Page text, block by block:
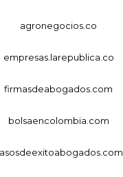
agronegocios.co
empresas.larepublica.co
firmasdeabogados.com
bolsaencolombia.com